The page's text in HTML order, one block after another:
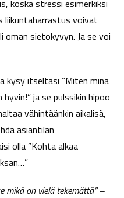
koska stressi esimerkiksi
liikuntaharrastus voivat
sietokyvyn. Ja se voi
kysy itseltäsi ”Miten minä
ja se pulssikin hipoo
vähintäänkin aikalisä,
asiantilan
olla ”Kohta alkaa
mikä on vielä tekemättä” –